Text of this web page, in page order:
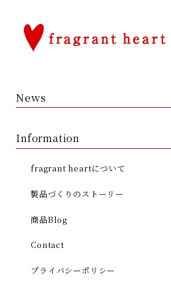
News
Information
fragrant heartについて
製品づくりのストーリー
商品Blog
Contact
プライバシーポリシー